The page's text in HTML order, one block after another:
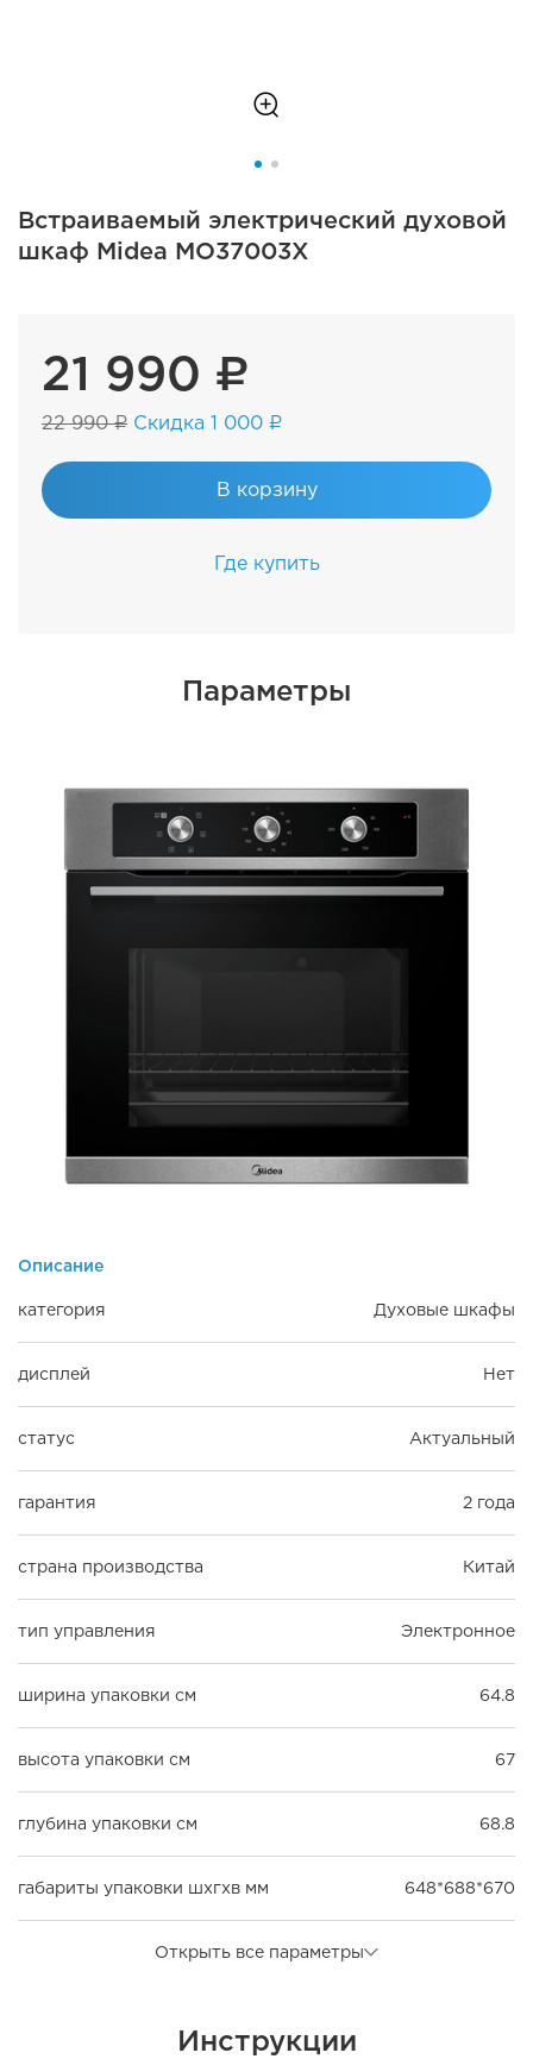
Встраиваемый электрический духовой
шкаф Midea MO37003X
21 990 ₽
22 990 ₽ Скидка 1 000 ₽
В корзину
Где купить
Параметры
Описание
категория Духовые шкафы
дисплей Нет
статус Актуальный
гарантия 2 года
страна производства Китай
тип управления Электронное
ширина упаковки см 64.8
высота упаковки см 67
глубина упаковки см 68.8
габариты упаковки шxгxв мм 648*688*670
Открыть все параметры
Инструкции